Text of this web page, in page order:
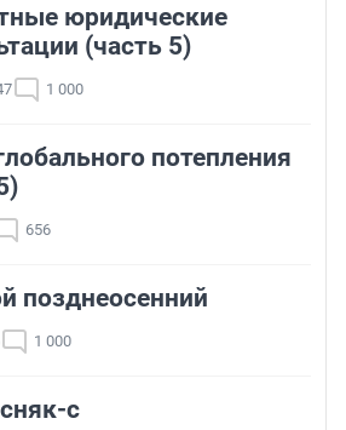
юридические
(часть 5)
1 000
потепления
656
позднеосенний
1 000
с